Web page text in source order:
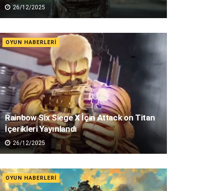
26/12/2025
OYUN HABERLERI
Rainbow Six Siege X İçin Attack on Titan
İçerikleri Yayınlandı
26/12/2025
OYUN HABERLERI